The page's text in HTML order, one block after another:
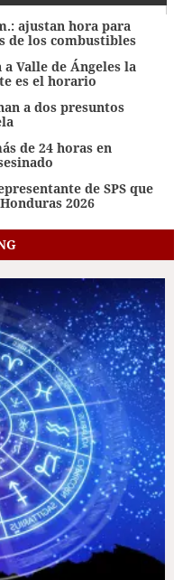
ajustan hora para
de los combustibles
Valle de Ángeles la
es el horario
a dos presuntos
de 24 horas en
de SPS que
2026